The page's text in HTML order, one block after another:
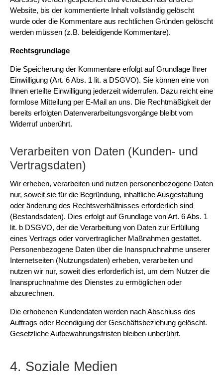
Website, bis der kommentierte Inhalt vollständig gelöscht
wurde oder die Kommentare aus rechtlichen Gründen gelöscht
werden müssen (z.B. beleidigende Kommentare).
Rechtsgrundlage
Die Speicherung der Kommentare erfolgt auf Grundlage Ihrer
Einwilligung (Art. 6 Abs. 1 lit. a DSGVO). Sie können eine von
Ihnen erteilte Einwilligung jederzeit widerrufen. Dazu reicht eine
formlose Mitteilung per E-Mail an uns. Die Rechtmäßigkeit der
bereits erfolgten Datenverarbeitungsvorgänge bleibt vom
Widerruf unberührt.
Verarbeiten von Daten (Kunden- und
Vertragsdaten)
Wir erheben, verarbeiten und nutzen personenbezogene Daten
nur, soweit sie für die Begründung, inhaltliche Ausgestaltung
oder änderung des Rechtsverhältnisses erforderlich sind
(Bestandsdaten). Dies erfolgt auf Grundlage von Art. 6 Abs. 1
lit. b DSGVO, der die Verarbeitung von Daten zur Erfüllung
eines Vertrags oder vorvertraglicher Maßnahmen gestattet.
Personenbezogene Daten über die Inanspruchnahme unserer
Internetseiten (Nutzungsdaten) erheben, verarbeiten und
nutzen wir nur, soweit dies erforderlich ist, um dem Nutzer die
Inanspruchnahme des Dienstes zu ermöglichen oder
abzurechnen.
Die erhobenen Kundendaten werden nach Abschluss des
Auftrags oder Beendigung der Geschäftsbeziehung gelöscht.
Gesetzliche Aufbewahrungsfristen bleiben unberührt.
4. Soziale Medien